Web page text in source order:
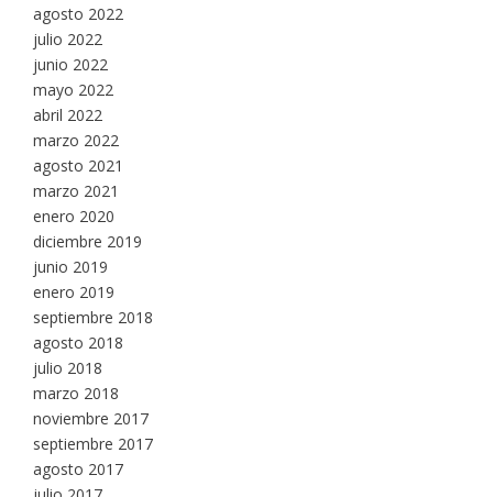
agosto 2022
julio 2022
junio 2022
mayo 2022
abril 2022
marzo 2022
agosto 2021
marzo 2021
enero 2020
diciembre 2019
junio 2019
enero 2019
septiembre 2018
agosto 2018
julio 2018
marzo 2018
noviembre 2017
septiembre 2017
agosto 2017